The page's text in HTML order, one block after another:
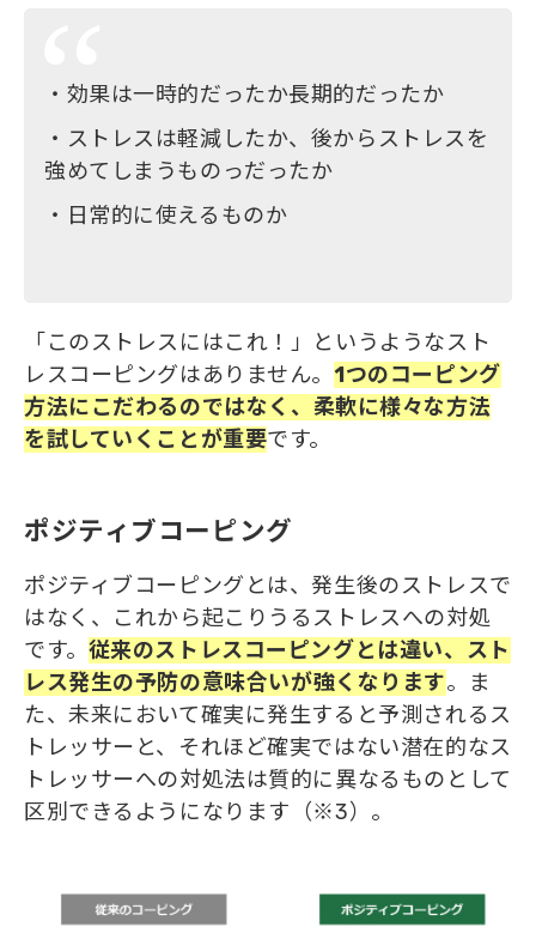
・効果は一時的だったか長期的だったか
・ストレスは軽減したか、後からストレスを
強めてしまうものっだったか
・日常的に使えるものか
「このストレスにはこれ！」というようなスト
レスコーピングはありません。 1つのコーピング
方法にこだわるのではなく、柔軟に様々な方法
を試していくことが重要です。
ポジティブコーピング
ポジティブコーピングとは、発生後のストレスで
はなく、これから起こりうるストレスへの対処
です。 従来のストレスコーピングとは違い、スト
レス発生の予防の意味合いが強くなります。ま
た、未来において確実に発生すると予測されるス
トレッサーと、それほど確実ではない潜在的なス
トレッサーへの対処法は質的に異なるものとして
区別できるようになります（※3）。